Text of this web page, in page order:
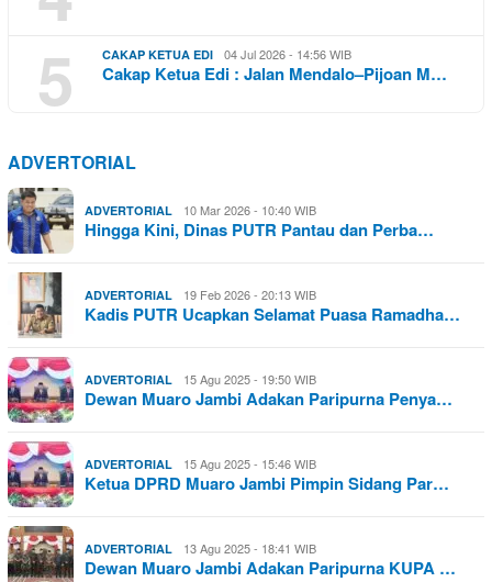
5 CAKAP KETUA EDI 04 Jul 2026 - 14:56 WIB
Cakap Ketua Edi : Jalan Mendalo–Pijoan M…
ADVERTORIAL
ADVERTORIAL 10 Mar 2026 - 10:40 WIB
Hingga Kini, Dinas PUTR Pantau dan Perba…
ADVERTORIAL 19 Feb 2026 - 20:13 WIB
Kadis PUTR Ucapkan Selamat Puasa Ramadha…
ADVERTORIAL 15 Agu 2025 - 19:50 WIB
Dewan Muaro Jambi Adakan Paripurna Penya…
ADVERTORIAL 15 Agu 2025 - 15:46 WIB
Ketua DPRD Muaro Jambi Pimpin Sidang Par…
ADVERTORIAL 13 Agu 2025 - 18:41 WIB
Dewan Muaro Jambi Adakan Paripurna KUPA …